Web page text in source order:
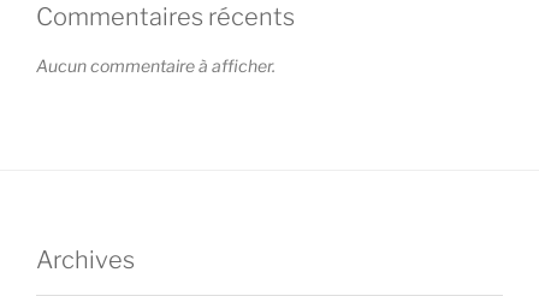
Commentaires récents
Aucun commentaire à afficher.
Archives